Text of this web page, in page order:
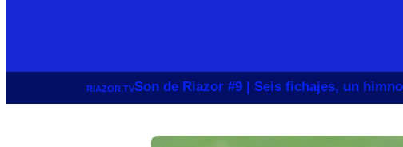
RIAZOR.TVSon de Riazor #9 | Seis fichajes, un